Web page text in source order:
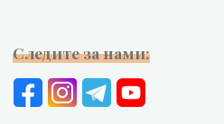
Следите за нами: